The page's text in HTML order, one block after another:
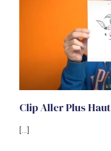
Clip Aller Plus Haut
[…]